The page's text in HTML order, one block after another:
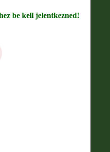
be kell jelentkezned!